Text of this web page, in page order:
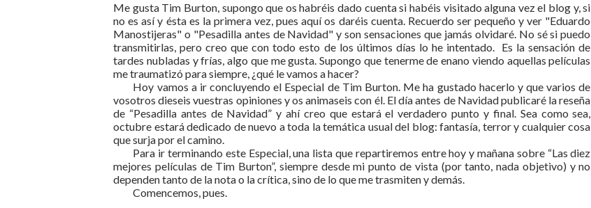
Me gusta Tim Burton, supongo que os habréis dado cuenta si habéis visitado alguna vez el blog y, si
no es así y ésta es la primera vez, pues aquí os daréis cuenta. Recuerdo ser pequeño y ver "Eduardo
Manostijeras" o "Pesadilla antes de Navidad" y son sensaciones que jamás olvidaré. No sé si puedo
transmitirlas, pero creo que con todo esto de los últimos días lo he intentado. Es la sensación de
tardes nubladas y frías, algo que me gusta. Supongo que tenerme de enano viendo aquellas películas
me traumatizó para siempre, ¿qué le vamos a hacer?
Hoy vamos a ir concluyendo el Especial de Tim Burton. Me ha gustado hacerlo y que varios de
vosotros dieseis vuestras opiniones y os animaseis con él. El día antes de Navidad publicaré la reseña
de “Pesadilla antes de Navidad” y ahí creo que estará el verdadero punto y final. Sea como sea,
octubre estará dedicado de nuevo a toda la temática usual del blog: fantasía, terror y cualquier cosa
que surja por el camino.
Para ir terminando este Especial, una lista que repartiremos entre hoy y mañana sobre “Las diez
mejores películas de Tim Burton”, siempre desde mi punto de vista (por tanto, nada objetivo) y no
dependen tanto de la nota o la crítica, sino de lo que me trasmiten y demás.
Comencemos, pues.